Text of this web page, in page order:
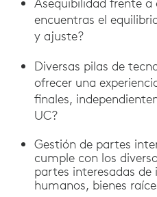
encuentras el
y ajuste?
Diversas pilas de
ofrecer una
finales,
UC?
Gestión de partes
cumple con los
partes interesadas de
humanos, bienes